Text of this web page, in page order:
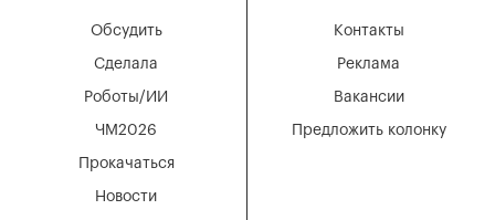
Новости
Обсудить
Сделала
Роботы/ИИ
ЧМ2026
Прокачаться
Вакансии
Реклама
Контакты
Предложить колонку